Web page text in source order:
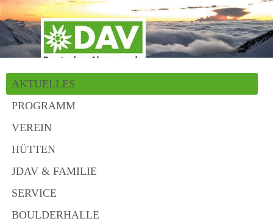
AKTUELLES
PROGRAMM
VEREIN
HÜTTEN
JDAV & FAMILIE
SERVICE
BOULDERHALLE